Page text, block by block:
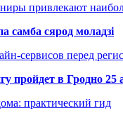
привлекают
самба сярод моладзі
сервисов перед
пройдет в Гродно 25
практический гид